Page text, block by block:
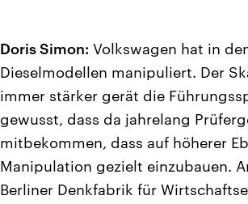
Doris Simon: Volkswagen hat in
Dieselmodellen manipuliert. Der
immer stärker gerät die
gewusst, dass da jahrelang
mitbekommen, dass auf höherer
Manipulation gezielt einzubauen.
Berliner Denkfabrik für